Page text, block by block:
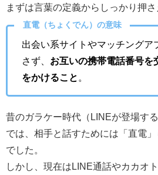
まずは言葉の定義からしっかり押さ
直電（ちょくでん）の意味
出会い系サイトやマッチングア
さず、 お互いの携帯電話番号を
をかけること 。
昔のガラケー時代（LINEが登場す
では、相手と話すためには「直電」
でした。
しかし、現在はLINE通話やカカオ